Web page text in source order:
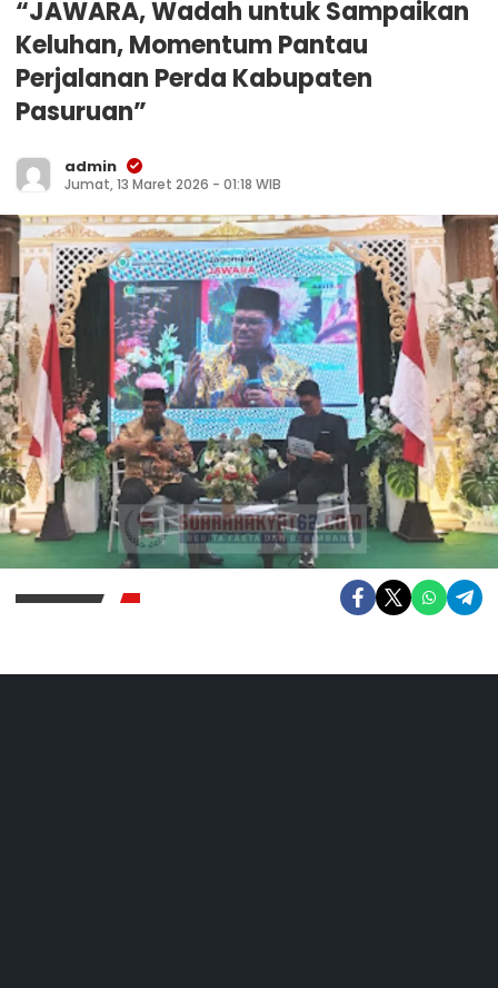
“JAWARA, Wadah untuk Sampaikan
Keluhan, Momentum Pantau
Perjalanan Perda Kabupaten
Pasuruan”
admin
Jumat, 13 Maret 2026 - 01:18 WIB